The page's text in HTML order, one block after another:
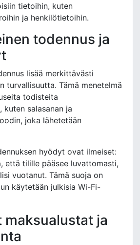
tietoihin, kuten
ja henkilötietoihin.
todennus ja
lisää merkittävästi
turvallisuutta. Tämä menetelmä
todisteita
kuten salasanan ja
joka lähetetään
hyödyt ovat ilmeiset:
että tilille pääsee luvattomasti,
vuotanut. Tämä suoja on
käytetään julkisia Wi-Fi-
maksualustat ja